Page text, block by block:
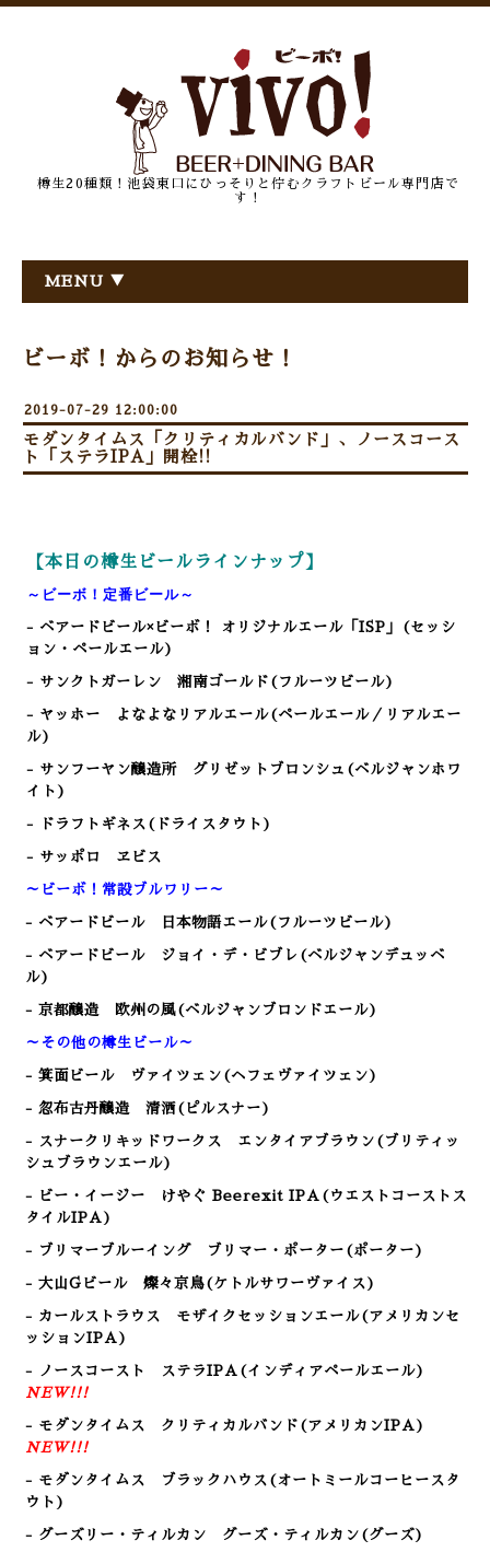
樽生20種類！池袋東口にひっそりと佇むクラフトビール専門店で
す！
MENU ▼
ビーボ！からのお知らせ！
2019-07-29 12:00:00
モダンタイムス「クリティカルバンド」、ノースコース
ト「ステラIPA」開栓!!
【本日の樽生ビールラインナップ】
～ビーボ！定番ビール～
- ベアードビール×ビーボ！ オリジナルエール「ISP」(セッシ
ョン・ペールエール)
- サンクトガーレン 湘南ゴールド(フルーツビール)
- ヤッホー よなよなリアルエール(ペールエール／リアルエー
ル)
- サンフーヤン醸造所 グリゼットブロンシュ(ベルジャンホワ
イト)
- ドラフトギネス(ドライスタウト)
- サッポロ ヱビス
～ビーボ！常設ブルワリー～
- ベアードビール 日本物語エール(フルーツビール)
- ベアードビール ジョイ・デ・ビブレ(ベルジャンデュッベ
ル)
- 京都醸造 欧州の風(ベルジャンブロンドエール)
～その他の樽生ビール～
- 箕面ビール ヴァイツェン(ヘフェヴァイツェン)
- 忽布古丹醸造 清洒(ピルスナー)
- スナークリキッドワークス エンタイアブラウン(ブリティッ
シュブラウンエール)
- ビー・イージー けやぐ Beerexit IPA(ウエストコーストス
タイルIPA)
- ブリマーブルーイング ブリマー・ポーター(ポーター)
- 大山Gビール 燦々京鳥(ケトルサワーヴァイス)
- カールストラウス モザイクセッションエール(アメリカンセ
ッションIPA)
- ノースコースト ステラIPA(インディアペールエール)
NEW!!!
- モダンタイムス クリティカルバンド(アメリカンIPA)
NEW!!!
- モダンタイムス ブラックハウス(オートミールコーヒースタ
ウト)
- グーズリー・ティルカン グーズ・ティルカン (グーズ)